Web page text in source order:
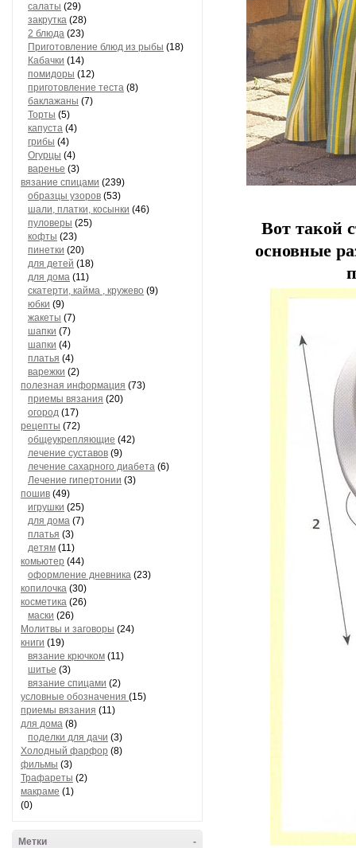
салаты (29)
закрутка (28)
2 блюда (23)
Приготовление блюд из рыбы (18)
Кабачки (14)
помидоры (12)
приготовление теста (8)
баклажаны (7)
Торты (5)
капуста (4)
грибы (4)
Огурцы (4)
варенье (3)
вязание спицами (239)
образцы узоров (53)
шали, платки, косынки (46)
пуловеры (25)
кофты (23)
пинетки (20)
для детей (18)
для дома (11)
скатерти, кайма , кружево (9)
юбки (9)
жакеты (7)
шапки (7)
шапки (4)
платья (4)
варежки (2)
полезная информация (73)
приемы вязания (20)
огород (17)
рецепты (72)
общеукрепляющие (42)
лечение суставов (9)
лечение сахарного диабета (6)
Лечение гипертонии (3)
пошив (49)
игрушки (25)
для дома (7)
платья (3)
детям (11)
комьютер (44)
оформление дневника (23)
копилочка (30)
косметика (26)
маски (26)
Молитвы и заговоры (24)
книги (19)
вязание крючком (11)
шитье (3)
вязание спицами (2)
условные обозначения (15)
приемы вязания (11)
для дома (8)
поделки для дачи (3)
Холодный фарфор (8)
фильмы (3)
Трафареты (2)
макраме (1)
(0)
-
Метки
Вот такой
основные